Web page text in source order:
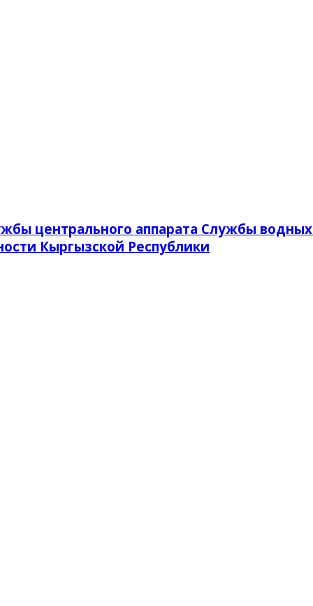
центрального аппарата Службы
Кыргызской Республики